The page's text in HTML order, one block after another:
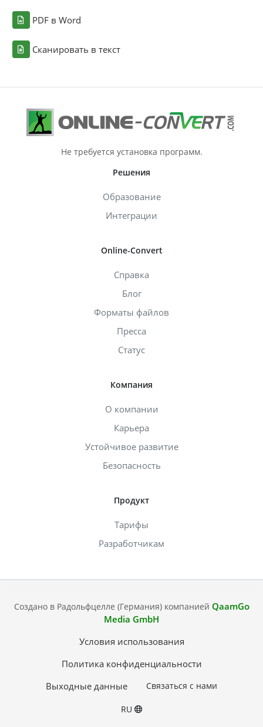
PDF в Word
Сканировать в текст
Не требуется установка программ.
Решения
Образование
Интеграции
Online-Convert
Справка
Блог
Форматы файлов
Пресса
Статус
Компания
О компании
Карьера
Устойчивое развитие
Безопасность
Продукт
Тарифы
Разработчикам
Создано в Радольфцелле (Германия) компанией QaamGo
Media GmbH
Условия использования
Политика конфиденциальности
Выходные данные
Связаться с нами
RU